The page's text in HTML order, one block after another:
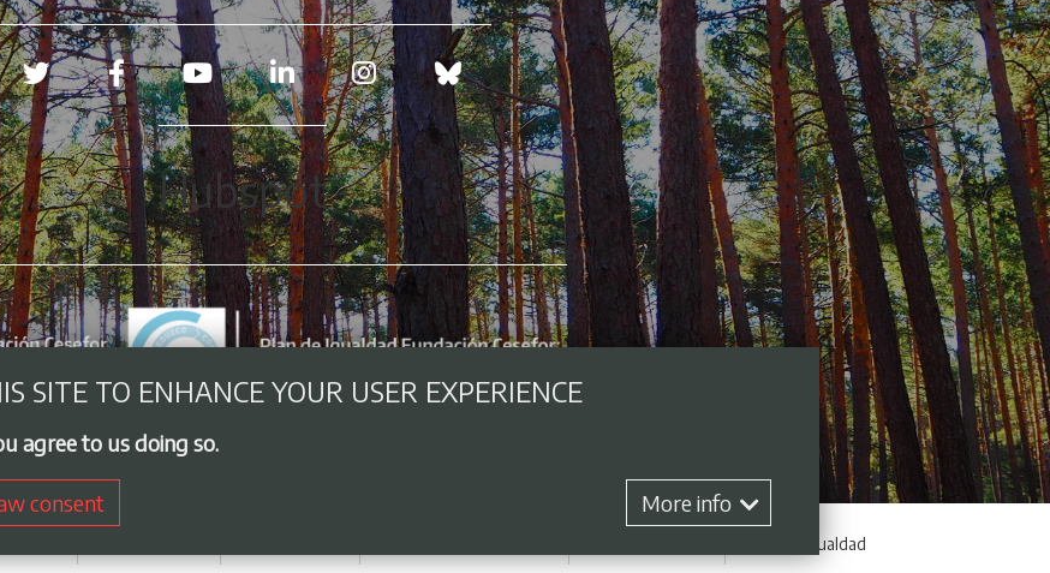
sociales
Hubspot
Plan de Igualdad
SITE TO ENHANCE YOUR USER EXPERIENCE
agree to us doing so.
consent More info